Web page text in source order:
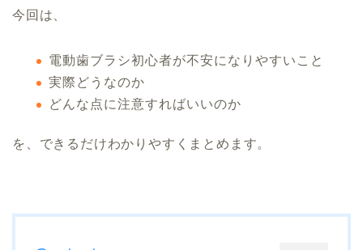
今回は、
電動歯ブラシ初心者が不安になりやすいこと
実際どうなのか
どんな点に注意すればいいのか
を、できるだけわかりやすくまとめます。